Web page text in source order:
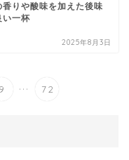
香りや酸味を加えた後味
い一杯
2025年8月3日
9 ... 72